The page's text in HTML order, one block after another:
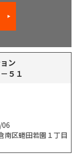
ン
５１
南区蜷田若園１丁目